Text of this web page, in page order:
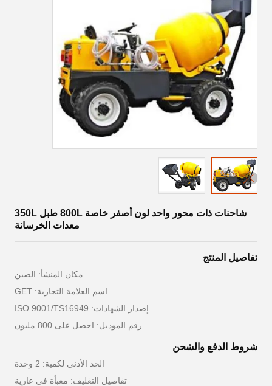
شاحنات ذات محور واحد لون أصفر خاصة 800L طبل 350L
معدات الخرسانة
تفاصيل المنتج
مكان المنشأ: الصين
اسم العلامة التجارية: GET
إصدار الشهادات: ISO 9001/TS16949
رقم الموديل: احصل على 800 مليون
شروط الدفع والشحن
الحد الأدنى لكمية: 2 وحدة
تفاصيل التغليف: معبأة في عارية